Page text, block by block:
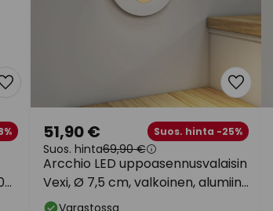
Arcchio LED uppoasennusvalaisin
Vexi, Ø 7,5 cm, valkoinen, alumiini,
CCT-arvo
51,90 € Suos. hinta -25%
Suos. hinta69,90 €
Varastossa